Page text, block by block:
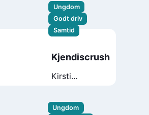
Ungdom
Godt driv
Samtid
Kjendiscrush
Kirsti
Ungdom